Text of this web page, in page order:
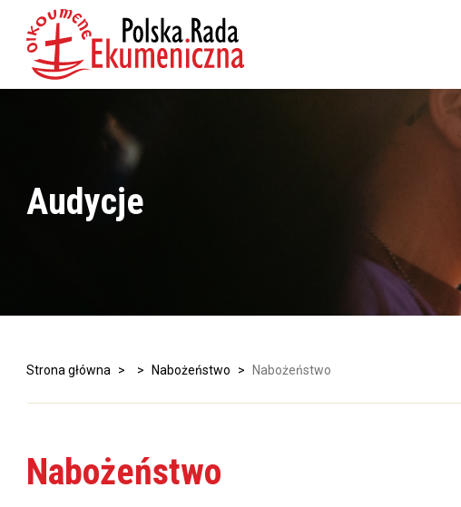
Audycje
Strona główna > > Nabożeństwo > Nabożeństwo
Nabożeństwo